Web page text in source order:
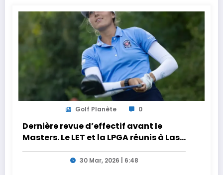
Golf Planète 0
Dernière revue d’effectif avant le
Masters. Le LET et la LPGA réunis à Las
Vegas au programme de la semaine
30 Mar, 2026 | 6:48